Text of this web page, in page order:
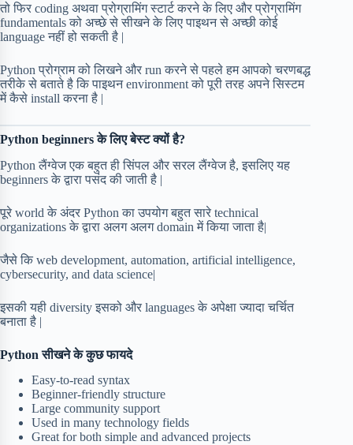
तो फिर coding अथवा प्रोग्रामिंग स्टार्ट करने के लिए और प्रोग्रामिंग
fundamentals को अच्छे से सीखने के लिए पाइथन से अच्छी कोई
language नहीं हो सकती है |
Python प्रोग्राम को लिखने और run करने से पहले हम आपको चरणबद्ध
तरीके से बताते है कि पाइथन environment को पूरी तरह अपने सिस्टम
में कैसे install करना है |
Python beginners के लिए बेस्ट क्यों है?
Python लैंग्वेज एक बहुत ही सिंपल और सरल लैंग्वेज है, इसलिए यह
beginners के द्वारा पसंद की जाती है |
पूरे world के अंदर Python का उपयोग बहुत सारे technical
organizations के द्वारा अलग अलग domain में किया जाता है|
जैसे कि web development, automation, artificial intelligence,
cybersecurity, and data science|
इसकी यही diversity इसको और languages के अपेक्षा ज्यादा चर्चित
बनाता है |
Python सीखने के कुछ फायदे
Easy-to-read syntax
Beginner-friendly structure
Large community support
Used in many technology fields
Great for both simple and advanced projects